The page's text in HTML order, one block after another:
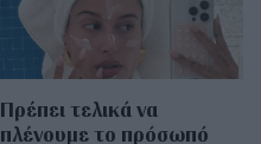
Πρέπει τελικά να
πλένουμε το πρόσωπό